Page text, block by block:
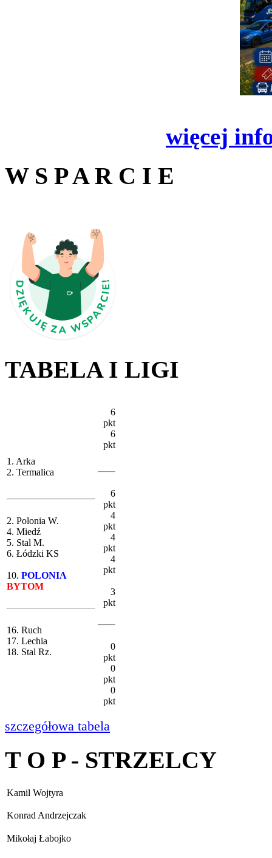
więcej
W S P A R C I E
TABELA I LIGI
1. Arka
2. Termalica
2. Polonia W.
4. Miedź
5. Stal M.
6. Łódzki KS
10. POLONIA
BYTOM
16. Ruch
17. Lechia
18. Stal Rz.
6
pkt
6
pkt
6
pkt
4
pkt
4
pkt
4
pkt
3
pkt
0
pkt
0
pkt
0
pkt
szczegółowa tabela
T O P - STRZELCY
Kamil Wojtyra
Konrad Andrzejczak
Mikołaj Łabojko